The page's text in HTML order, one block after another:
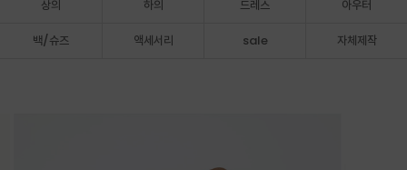
상의 하의 드레스 아우터
백/슈즈 액세서리 sale 자체제작